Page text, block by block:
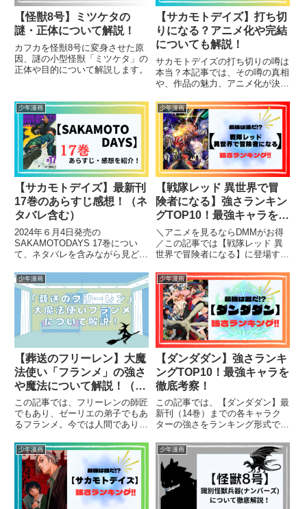
【怪獣8号】ミツケタの
謎・正体について解説！
カフカを怪獣8号に変身させた原
因、謎の小型怪獣「ミツケタ」の
正体や目的について解説します。
【サカモトデイズ】打ち切
りになる？アニメ化や完結
についても解説！
サカモトデイズの打ち切りの噂は
本当？本記事では、その噂の真相
や、作品の魅力、アニメ化が決定
少年漫画
【サカモトデイズ】最新刊
17巻のあらすじ感想！（ネ
タバレ含む）
2024年６月4日発売の
SAKAMOTODAYS 17巻につい
て、ネタバレを含みながら見どこ
す。
少年漫画
【戦隊レッド 異世界で冒
険者になる】強さランキン
グTOP10！最強キャラを徹
底考察！
＼アニメを見るならDMMがお得
／この記事では【戦隊レッド 異
世界で冒険者になる】に登場する
ランキング形式で発表します。そ
れぞれの強さや特徴的な妖術につ
いて詳しく解説します。最新話
42話（2025年1月）までの各...
少年漫画
【葬送のフリーレン】大魔
法使い「フランメ」の強さ
や魔法について解説！（ネ
タバレ）
この記事では、フリーレンの師匠
でもあり、ゼーリエの弟子でもあ
るフランメ。今では人間でありな
大魔法使いです。その強さや性
格、過去、人物関係に至るまでま
とめて解説していきます。（ネタ
バレ含む）
少年漫画
【ダンダダン】強さランキ
ングTOP10！最強キャラを
徹底考察！
この記事では、【ダンダダン】最
新刊（14巻）までの各キャラク
ターの強さをランキング形式で紹
ます。（ネタバレを含みます）
少年漫画 少年漫画